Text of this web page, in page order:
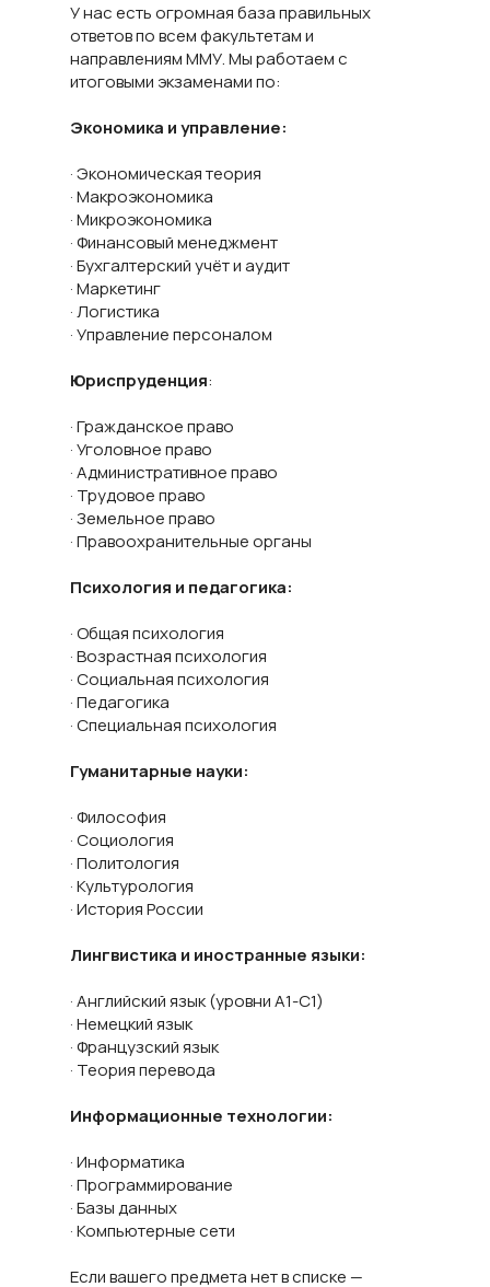
У нас есть огромная база правильных
ответов по всем факультетам и
направлениям ММУ. Мы работаем с
итоговыми экзаменами по:
Экономика и управление:
· Экономическая теория
· Макроэкономика
· Микроэкономика
· Финансовый менеджмент
· Бухгалтерский учёт и аудит
· Маркетинг
· Логистика
· Управление персоналом
Юриспруденция:
· Гражданское право
· Уголовное право
· Административное право
· Трудовое право
· Земельное право
· Правоохранительные органы
Психология и педагогика:
· Общая психология
· Возрастная психология
· Социальная психология
· Педагогика
· Специальная психология
Гуманитарные науки:
· Философия
· Социология
· Политология
· Культурология
· История России
Лингвистика и иностранные языки:
· Английский язык (уровни A1-C1)
· Немецкий язык
· Французский язык
· Теория перевода
Информационные технологии:
· Информатика
· Программирование
· Базы данных
· Компьютерные сети
Если вашего предмета нет в списке —